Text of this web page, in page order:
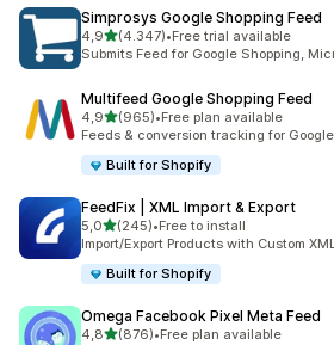
Simprosys Google Shopping Feed
4,9de 5 estrelas
(4.347)
4347 total de avaliações
•Free trial available
Submits Feed for Google Shopping,
Multifeed Google Shopping Feed
4,9de 5 estrelas
(965)
965 total de avaliações
•Free plan available
Feeds & conversion tracking for
Built for Shopify
FeedFix | XML Import & Export
5,0de 5 estrelas
(245)
245 total de avaliações
•Free to install
Import/Export Products with Custom
Built for Shopify
Omega Facebook Pixel Meta Feed
4,8de 5 estrelas
(876)
876 total de avaliações
•Free plan available